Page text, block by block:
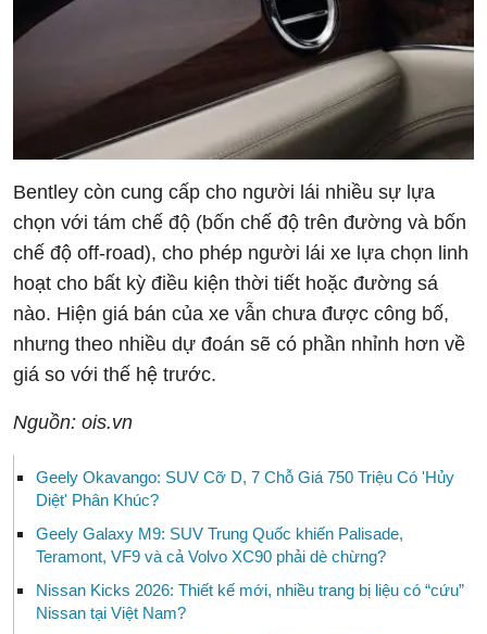
Bentley còn cung cấp cho người lái nhiều sự lựa
chọn với tám chế độ (bốn chế độ trên đường và bốn
chế độ off-road), cho phép người lái xe lựa chọn linh
hoạt cho bất kỳ điều kiện thời tiết hoặc đường sá
nào. Hiện giá bán của xe vẫn chưa được công bố,
nhưng theo nhiều dự đoán sẽ có phần nhỉnh hơn về
giá so với thế hệ trước.
Nguồn: ois.vn
Geely Okavango: SUV Cỡ D, 7 Chỗ Giá 750 Triệu Có 'Hủy
Diệt' Phân Khúc?
Geely Galaxy M9: SUV Trung Quốc khiến Palisade,
Teramont, VF9 và cả Volvo XC90 phải dè chừng?
Nissan Kicks 2026: Thiết kế mới, nhiều trang bị liệu có “cứu”
Nissan tại Việt Nam?